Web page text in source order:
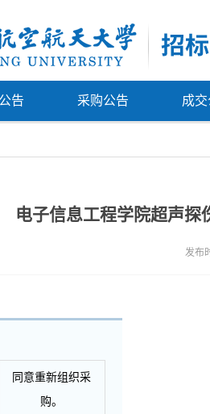
告 采购公告 成
电子信息工程学院超声
发布
同意重新组织采
购。